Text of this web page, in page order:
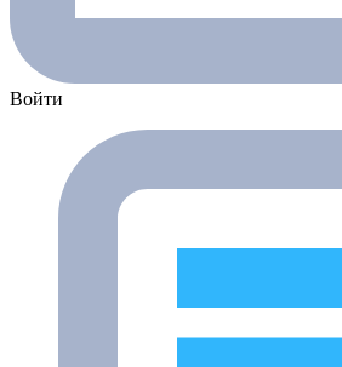
Войти